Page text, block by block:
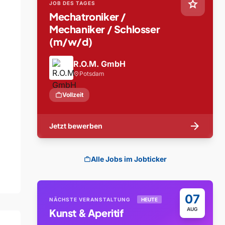
star
JOB DES TAGES
Mechatroniker /
Mechaniker / Schlosser
(m/w/d)
R.O.M. GmbH
location_on Potsdam
workVollzeit
Jetzt bewerben arrow_forward
workAlle Jobs im Jobticker
07
AUG
NÄCHSTE VERANSTALTUNG HEUTE
Kunst & Aperitif